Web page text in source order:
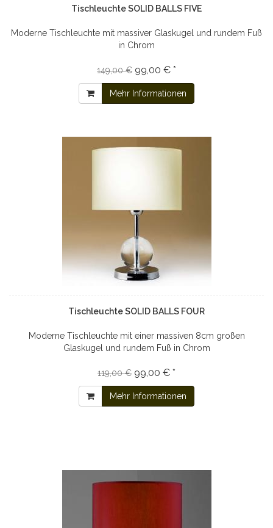
Tischleuchte SOLID BALLS FIVE
Moderne Tischleuchte mit massiver Glaskugel und rundem Fuß
in Chrom
149,00 € 99,00 € *
Mehr Informationen
Tischleuchte SOLID BALLS FOUR
Moderne Tischleuchte mit einer massiven 8cm großen
Glaskugel und rundem Fuß in Chrom
119,00 € 99,00 € *
Mehr Informationen